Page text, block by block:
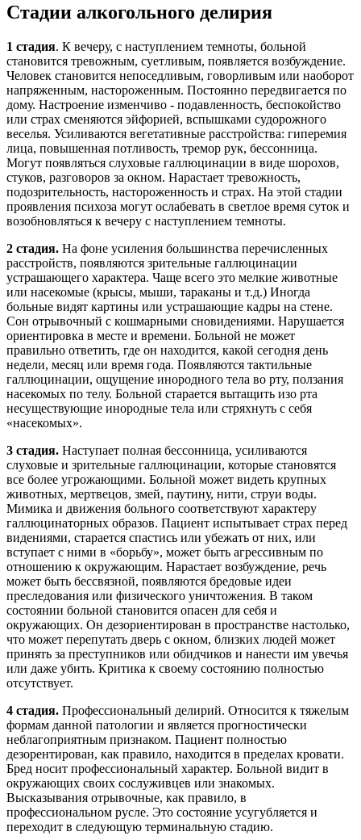
Стадии алкогольного делирия
1 стадия. К вечеру, с наступлением темноты, больной
становится тревожным, суетливым, появляется возбуждение.
Человек становится непоседливым, говорливым или наоборот
напряженным, настороженным. Постоянно передвигается по
дому. Настроение изменчиво - подавленность, беспокойство
или страх сменяются эйфорией, вспышками судорожного
веселья. Усиливаются вегетативные расстройства: гиперемия
лица, повышенная потливость, тремор рук, бессонница.
Могут появляться слуховые галлюцинации в виде шорохов,
стуков, разговоров за окном. Нарастает тревожность,
подозрительность, настороженность и страх. На этой стадии
проявления психоза могут ослабевать в светлое время суток и
возобновляться к вечеру с наступлением темноты.
2 стадия. На фоне усиления большинства перечисленных
расстройств, появляются зрительные галлюцинации
устрашающего характера. Чаще всего это мелкие животные
или насекомые (крысы, мыши, тараканы и т.д.) Иногда
больные видят картины или устрашающие кадры на стене.
Сон отрывочный с кошмарными сновидениями. Нарушается
ориентировка в месте и времени. Больной не может
правильно ответить, где он находится, какой сегодня день
недели, месяц или время года. Появляются тактильные
галлюцинации, ощущение инородного тела во рту, ползания
насекомых по телу. Больной старается вытащить изо рта
несуществующие инородные тела или стряхнуть с себя
«насекомых».
3 стадия. Наступает полная бессонница, усиливаются
слуховые и зрительные галлюцинации, которые становятся
все более угрожающими. Больной может видеть крупных
животных, мертвецов, змей, паутину, нити, струи воды.
Мимика и движения больного соответствуют характеру
галлюцинаторных образов. Пациент испытывает страх перед
видениями, старается спастись или убежать от них, или
вступает с ними в «борьбу», может быть агрессивным по
отношению к окружающим. Нарастает возбуждение, речь
может быть бессвязной, появляются бредовые идеи
преследования или физического уничтожения. В таком
состоянии больной становится опасен для себя и
окружающих. Он дезориентирован в пространстве настолько,
что может перепутать дверь с окном, близких людей может
принять за преступников или обидчиков и нанести им увечья
или даже убить. Критика к своему состоянию полностью
отсутствует.
4 стадия. Профессиональный делирий. Относится к тяжелым
формам данной патологии и является прогностически
неблагоприятным признаком. Пациент полностью
дезорентирован, как правило, находится в пределах кровати.
Бред носит профессиональный характер. Больной видит в
окружающих своих сослуживцев или знакомых.
Высказывания отрывочные, как правило, в
профессиональном русле. Это состояние усугубляется и
переходит в следующую терминальную стадию.